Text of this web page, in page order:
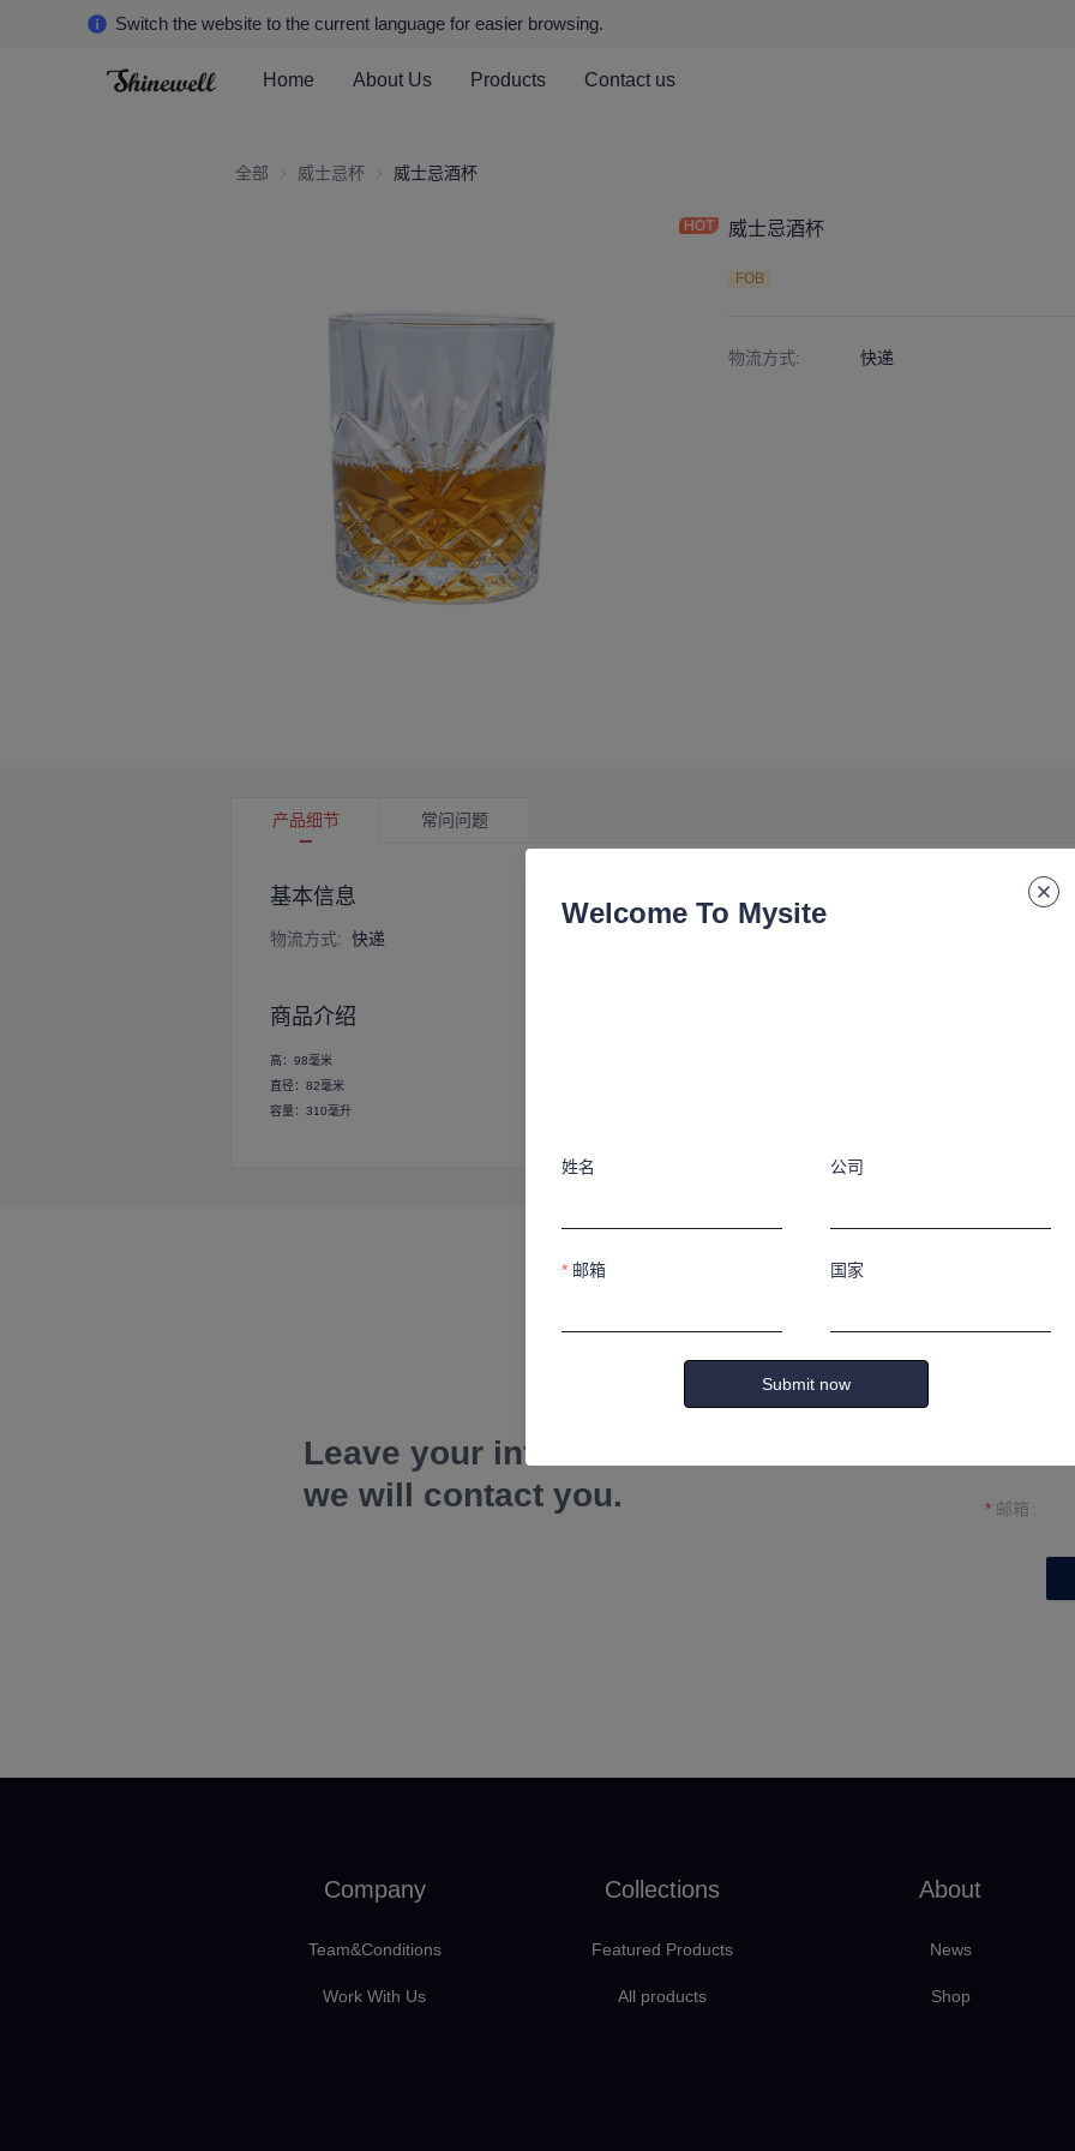
Switch the website to the current language for easier browsing.
Home About Us Products Contact us
全部 威士忌杯 威士忌杯
威士忌酒杯
威士忌酒杯
FOB
物流方式: 快递
产品细节 常问问题
基本信息
物流方式: 快递
商品介绍
高：98毫米
直径：82毫米
容量：310毫升
Leave your information and
we will contact you.
邮箱
Company
Team&Conditions
Work With Us
Collections
Featured Products
All products
About
News
Shop
Welcome To Mysite
姓名 公司
邮箱 国家
Submit now